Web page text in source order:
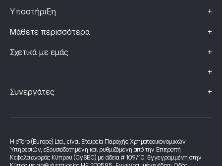
Υποστήριξη +
Μάθετε περισσότερα +
Σχετικά με εμάς +
+
Συνεργάτες +
Η eToro (Europe) Ltd., είναι Εταιρεία Παροχής Χρηματοοικονομικών
Υπηρεσιών, εξουσιοδοτημένη και ρυθμιζόμενη από την Επιτροπή
Κεφαλαιαγοράς Κύπρου (CySEC) με άδεια # 109/10. Εγγεγραμμένη στην